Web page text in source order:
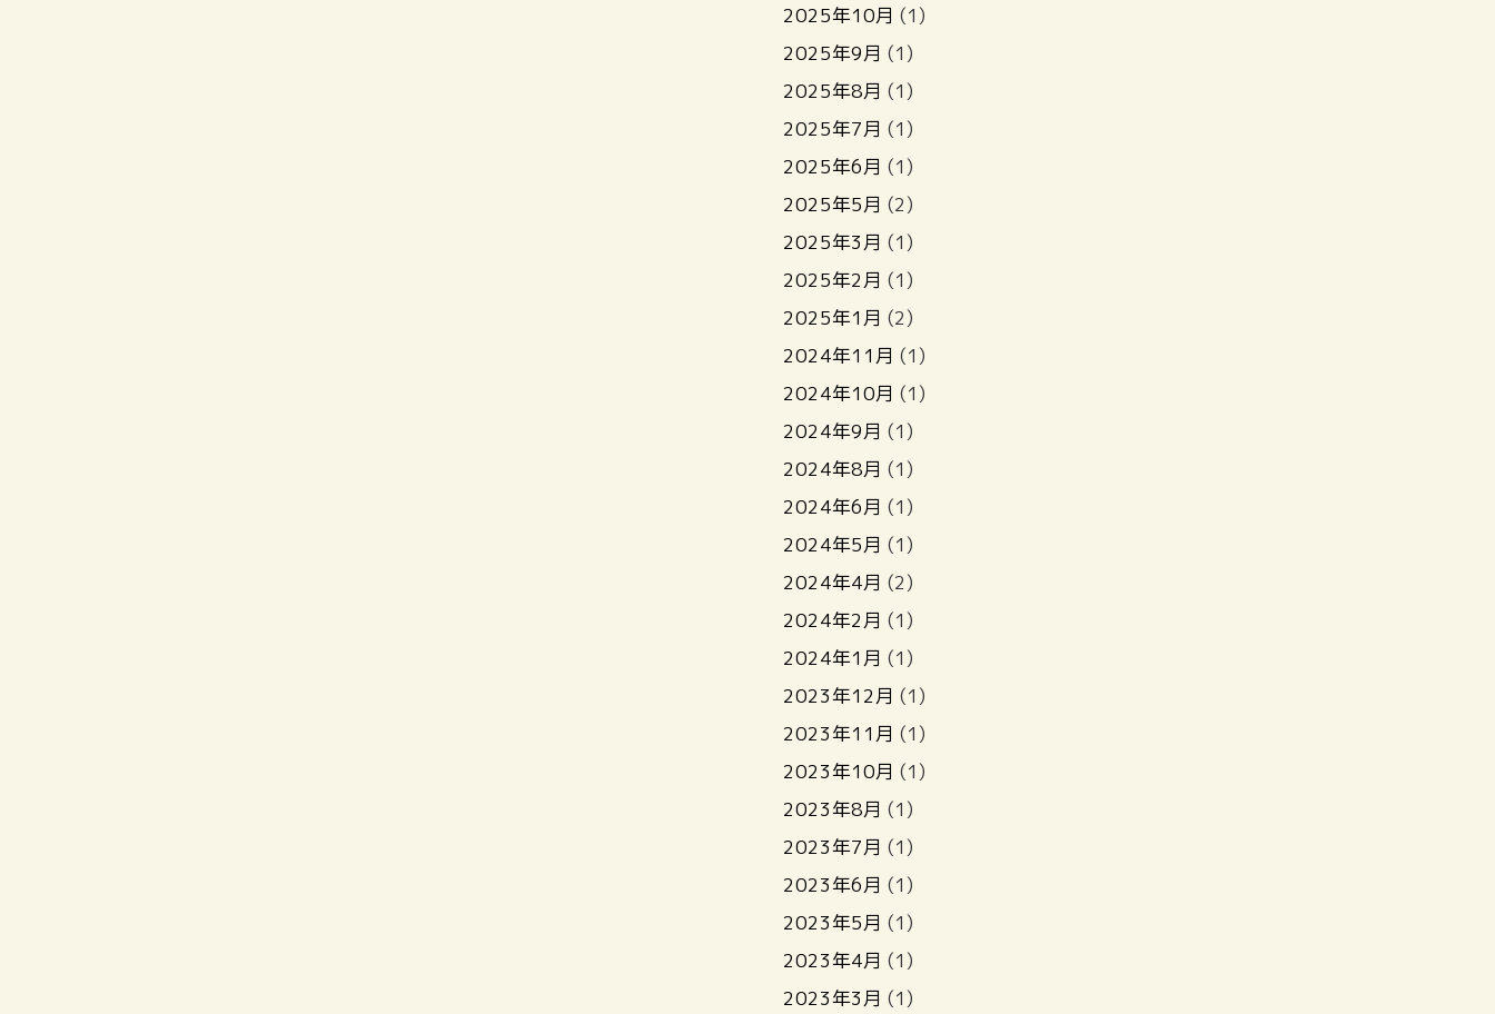
2025年10月 (1)
2025年9月 (1)
2025年8月 (1)
2025年7月 (1)
2025年6月 (1)
2025年5月 (2)
2025年3月 (1)
2025年2月 (1)
2025年1月 (2)
2024年11月 (1)
2024年10月 (1)
2024年9月 (1)
2024年8月 (1)
2024年6月 (1)
2024年5月 (1)
2024年4月 (2)
2024年2月 (1)
2024年1月 (1)
2023年12月 (1)
2023年11月 (1)
2023年10月 (1)
2023年8月 (1)
2023年7月 (1)
2023年6月 (1)
2023年5月 (1)
2023年4月 (1)
2023年3月 (1)